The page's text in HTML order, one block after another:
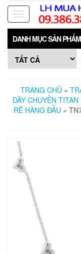
Skip
the
content
Toggle
navigation
DANH MỤC SẢN PHẨM
TRANG CHỦ »
DÂY CHUYỀN
RẺ HÀNG ĐẦU »